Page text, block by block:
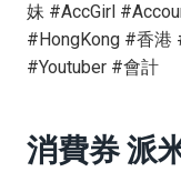
妹 #AccGirl
#HongKong #香港
#Youtuber #會計
消費券 派